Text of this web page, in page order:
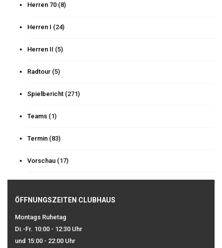
Herren 70 (8)
Herren I (24)
Herren II (5)
Radtour (5)
Spielbericht (271)
Teams (1)
Termin (83)
Vorschau (17)
ÖFFNUNGSZEITEN CLUBHAUS
Montags Ruhetag
Di.-Fr. 10:00 - 12:30 Uhr
und 15:00 - 22:00 Uhr